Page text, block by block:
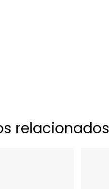
relacionados